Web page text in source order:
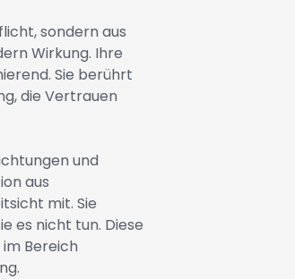
sondern aus
Wirkung. Ihre
Sie berührt
die Vertrauen
und
aus
mit. Sie
es nicht tun. Diese
Bereich